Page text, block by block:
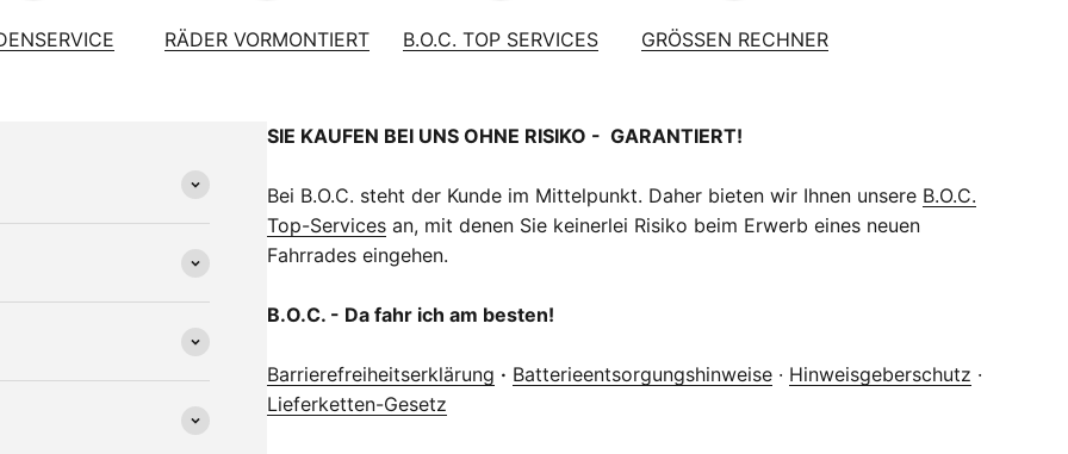
RÄDER VORMONTIERT B.O.C. TOP SERVICES GRÖSSEN RECHNER
SIE KAUFEN BEI UNS OHNE RISIKO - GARANTIERT!
Bei B.O.C. steht der Kunde im Mittelpunkt. Daher bieten wir Ihnen unsere B.O.C.
Top-Services an, mit denen Sie keinerlei Risiko beim Erwerb eines neuen
Fahrrades eingehen.
B.O.C. - Da fahr ich am besten!
Barrierefreiheitserklärung · Batterieentsorgungshinweise · Hinweisgeberschutz ·
Lieferketten-Gesetz